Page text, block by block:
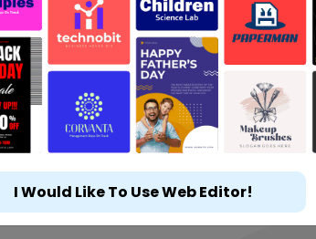
I Would Like To Use Web Editor!